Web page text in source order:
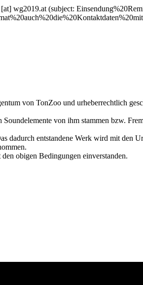
[at] wg2019.at (subject:
von TonZoo und urheberrechtlich
von ihm stammen bzw.
dadurch entstandene Werk wird mit den
obigen Bedingungen einverstanden.